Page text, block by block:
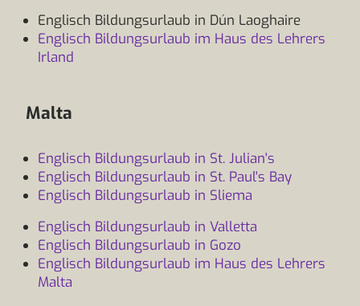
Englisch Bildungsurlaub in Dún Laoghaire
Englisch Bildungsurlaub im Haus des Lehrers
Irland
Malta
Englisch Bildungsurlaub in St. Julian's
Englisch Bildungsurlaub in St. Paul's Bay
Englisch Bildungsurlaub in Sliema
Englisch Bildungsurlaub in Valletta
Englisch Bildungsurlaub in Gozo
Englisch Bildungsurlaub im Haus des Lehrers
Malta